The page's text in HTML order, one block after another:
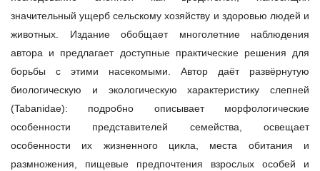
значительный ущерб сельскому хозяйству и здоровью людей и
животных. Издание обобщает многолетние наблюдения
автора и предлагает доступные практические решения для
борьбы с этими насекомыми. Автор даёт развёрнутую
биологическую и экологическую характеристику слепней
(Tabanidae): подробно описывает морфологические
особенности представителей семейства, освещает
особенности их жизненного цикла, места обитания и
размножения, пищевые предпочтения взрослых особей и